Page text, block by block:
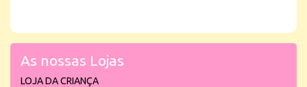
As nossas Lojas
LOJA DA CRIANÇA